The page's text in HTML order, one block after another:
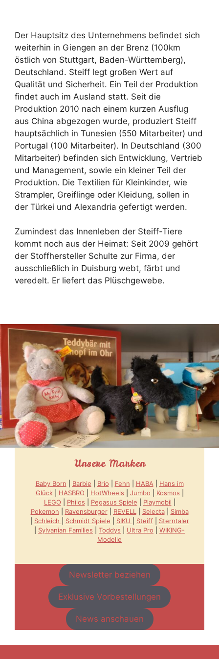
Der Hauptsitz des Unternehmens befindet sich
weiterhin in Giengen an der Brenz (100km
östlich von Stuttgart, Baden-Württemberg),
Deutschland. Steiff legt großen Wert auf
Qualität und Sicherheit. Ein Teil der Produktion
findet auch im Ausland statt. Seit die
Produktion 2010 nach einem kurzen Ausflug
aus China abgezogen wurde, produziert Steiff
hauptsächlich in Tunesien (550 Mitarbeiter) und
Portugal (100 Mitarbeiter). In Deutschland (300
Mitarbeiter) befinden sich Entwicklung, Vertrieb
und Management, sowie ein kleiner Teil der
Produktion. Die Textilien für Kleinkinder, wie
Strampler, Greiflinge oder Kleidung, sollen in
der Türkei und Alexandria gefertigt werden.
Zumindest das Innenleben der Steiff-Tiere
kommt noch aus der Heimat: Seit 2009 gehört
der Stoffhersteller Schulte zur Firma, der
ausschließlich in Duisburg webt, färbt und
veredelt. Er liefert das Plüschgewebe.
Unsere Marken
Baby Born Barbie Brio Fehn HABA
Hans im
Glück| HASBRO HotWheels Jumbo Kosmos
LEGO
Philos Pegasus Spiele Playmobil
Pokemon
Ravensburger| REVELL Selecta| Simba
Schleich Schmidt Spiele SIKU Steiff| Sterntaler
Sylvanian Families Toddys Ultra Pro
WIKING-
Modelle
Newsletter beziehen
Exklusive Vorbestellungen
News anschauen